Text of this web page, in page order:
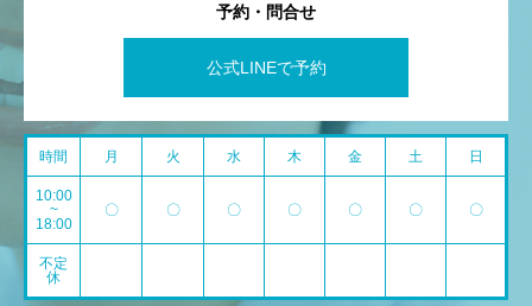
予約・問合せ
公式LINEで予約
時間 月 火 水 木 金 土 日
10:00
~
18:00
〇 〇 〇 〇 〇 〇 〇
不定
休